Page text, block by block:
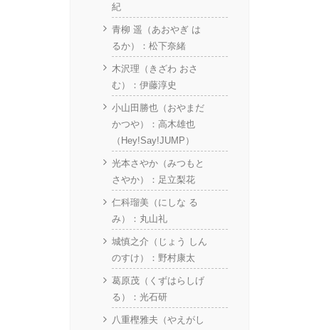
紀
青柳 遥（あおやぎ は
るか）：松下奈緒
木沢理（きざわ おさ
む）：伊藤淳史
小山田勝也（おやまだ
かつや）：高木雄也
（Hey!Say!JUMP）
光本さやか（みつもと
さやか）：足立梨花
仁科瑠美（にしな る
み）：丸山礼
城慎之介（じょう しん
のすけ）：野村康太
葛原茂（くずはらしげ
る）：光石研
八重樫雅夫（やえがし